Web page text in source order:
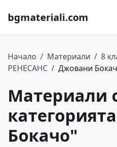
bgmateriali.com
Начало / Материали / 8
РЕНЕСАНС / Джовани
Материали
Бокачо"